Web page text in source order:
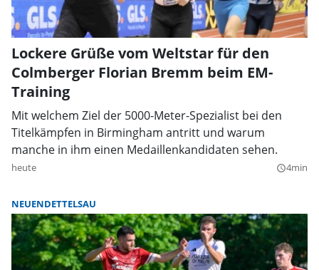
Lockere Grüße vom Weltstar für den
Colmberger Florian Bremm beim EM-
Training
Mit welchem Ziel der 5000-Meter-Spezialist bei den
Titelkämpfen in Birmingham antritt und warum
manche in ihm einen Medaillenkandidaten sehen.
heute query_builder4min
NEUENDETTELSAU